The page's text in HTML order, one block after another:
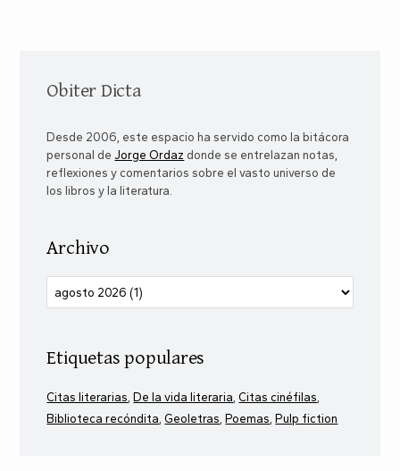
Obiter Dicta
Desde 2006, este espacio ha servido como la bitácora
personal de Jorge Ordaz donde se entrelazan notas,
reflexiones y comentarios sobre el vasto universo de
los libros y la literatura.
Archivo
Etiquetas populares
Citas literarias De la vida literaria Citas cinéfilas
Biblioteca recóndita Geoletras Poemas Pulp fiction